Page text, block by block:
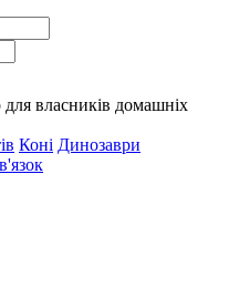
власників домашніх
Коні Динозаври